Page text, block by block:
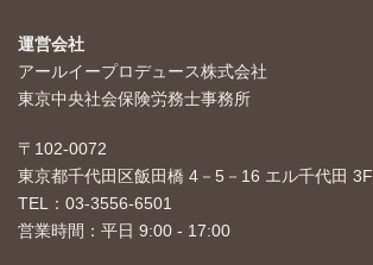
運営会社
アールイープロデュース株式会社
東京中央社会保険労務士事務所
〒102-0072
東京都千代田区飯田橋 4－5－16 エル千代田 3F
TEL：03-3556-6501
営業時間：平日 9:00 - 17:00